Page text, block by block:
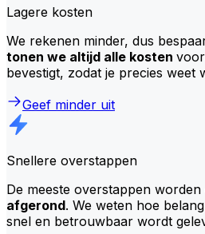
Lagere kosten
We rekenen minder, dus
tonen we altijd alle kosten
bevestigt, zodat je precies weet
Geef minder uit
Snellere overstappen
De meeste overstappen worden
afgerond. We weten hoe
snel en betrouwbaar wordt